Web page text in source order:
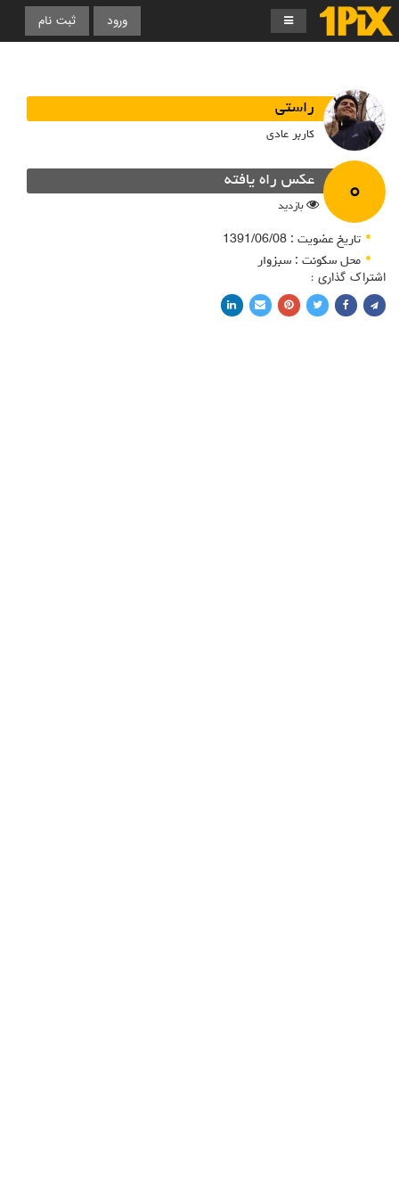
ورود ثبت نام
راستی
کاربر عادی
۰ عکس راه یافته
بازدید
تاریخ عضویت : 1391/06/08
محل سکونت : سبزوار
اشتراک گذاری :
اشتراک با فیسبوکاشتراک در توییتر
پین کردن در پینترست
اشتراک با ایمیلاشتراک با لینکدین